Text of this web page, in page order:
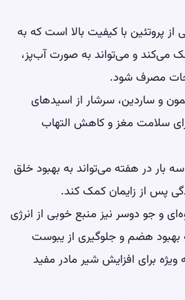
پروتئین با کیفیت بالا است که به
می‌کند و می‌تواند به صورت آب‌پز،
مصرف شود.
و ساردین، سرشار از اسیدهای
که برای سلامت مغز و کاهش التهاب
بار در هفته می‌تواند به بهبود خلق
پس از زایمان کمک کند.
و جو دوسر نیز منبع خوبی از انرژی
بهبود هضم و جلوگیری از یبوست
برای افزایش شیر مادر مفید